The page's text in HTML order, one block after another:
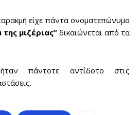
είχε πάντα ονοματεπώνυμο
μιζέριας” δικαιώνεται από τα
πάντοτε αντίδοτο στις